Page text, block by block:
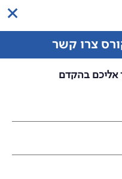
צרו קשר
אליכם בהקדם